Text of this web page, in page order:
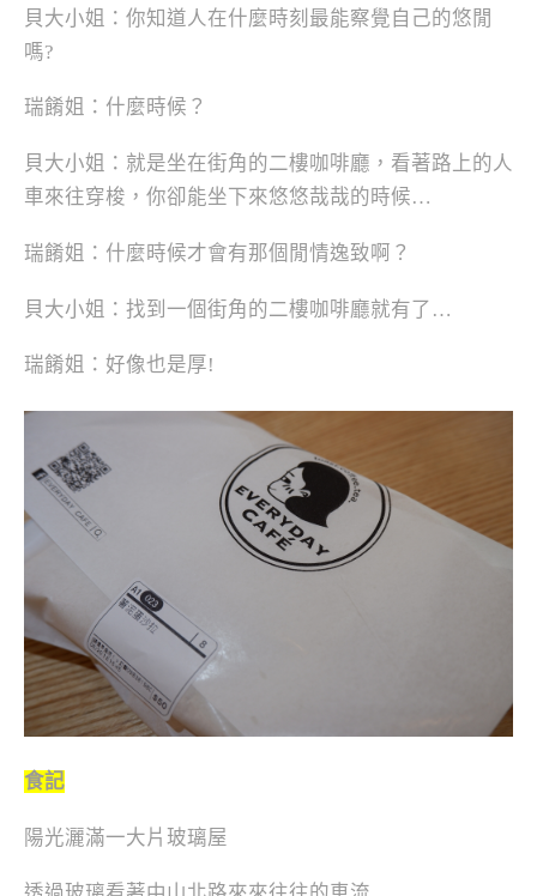
貝大小姐：你知道人在什麼時刻最能察覺自己的悠閒
嗎?
瑞餚姐：什麼時候？
貝大小姐：就是坐在街角的二樓咖啡廳，看著路上的人
車來往穿梭，你卻能坐下來悠悠哉哉的時候…
瑞餚姐：什麼時候才會有那個閒情逸致啊？
貝大小姐：找到一個街角的二樓咖啡廳就有了…
瑞餚姐：好像也是厚!
食記
陽光灑滿一大片玻璃屋